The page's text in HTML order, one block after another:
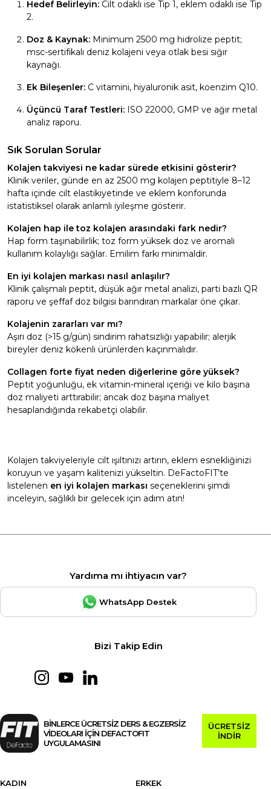
Hedef Belirleyin: Cilt odaklı ise Tip 1, eklem odaklı ise Tip
2.
Doz & Kaynak: Minimum 2500 mg hidrolize peptit;
msc-sertifikalı deniz kolajeni veya otlak besi sığır
kaynağı.
Ek Bileşenler: C vitamini, hiyaluronik asit, koenzim Q10.
Üçüncü Taraf Testleri: ISO 22000, GMP ve ağır metal
analiz raporu.
Sık Sorulan Sorular
Kolajen takviyesi ne kadar sürede etkisini gösterir?
Klinik veriler, günde en az 2500 mg kolajen peptitiyle 8–12
hafta içinde cilt elastikiyetinde ve eklem konforunda
istatistiksel olarak anlamlı iyileşme gösterir.
Kolajen hap ile toz kolajen arasındaki fark nedir?
Hap form taşınabilirlik; toz form yüksek doz ve aromalı
kullanım kolaylığı sağlar. Emilim farkı minimaldir.
En iyi kolajen markası nasıl anlaşılır?
Klinik çalışmalı peptit, düşük ağır metal analizi, parti bazlı QR
raporu ve şeffaf doz bilgisi barındıran markalar öne çıkar.
Kolajenin zararları var mı?
Aşırı doz (>15 g/gün) sindirim rahatsızlığı yapabilir; alerjik
bireyler deniz kökenli ürünlerden kaçınmalıdır.
Collagen forte fiyat neden diğerlerine göre yüksek?
Peptit yoğunluğu, ek vitamin-mineral içeriği ve kilo başına
doz maliyeti arttırabilir; ancak doz başına maliyet
hesaplandığında rekabetçi olabilir.
Kolajen takviyeleriyle cilt ışıltınızı artırın, eklem esnekliğinizi
koruyun ve yaşam kalitenizi yükseltin. DeFactoFIT’te
listelenen en iyi kolajen markası seçeneklerini şimdi
inceleyin, sağlıklı bir gelecek için adım atın!
Yardıma mı ihtiyacın var?
WhatsApp Destek
Bizi Takip Edin
BİNLERCE ÜCRETSİZ DERS & EGZERSİZ
VİDEOLARI İÇİN DEFACTOFIT
UYGULAMASINI
ÜCRETSİZ
İNDİR
KADIN
ERKEK